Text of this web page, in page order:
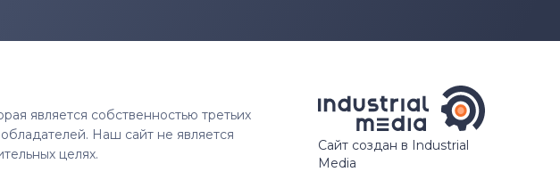
является собственностью третьих
Наш сайт не является
целях.
Сайт создан в Industrial
Media